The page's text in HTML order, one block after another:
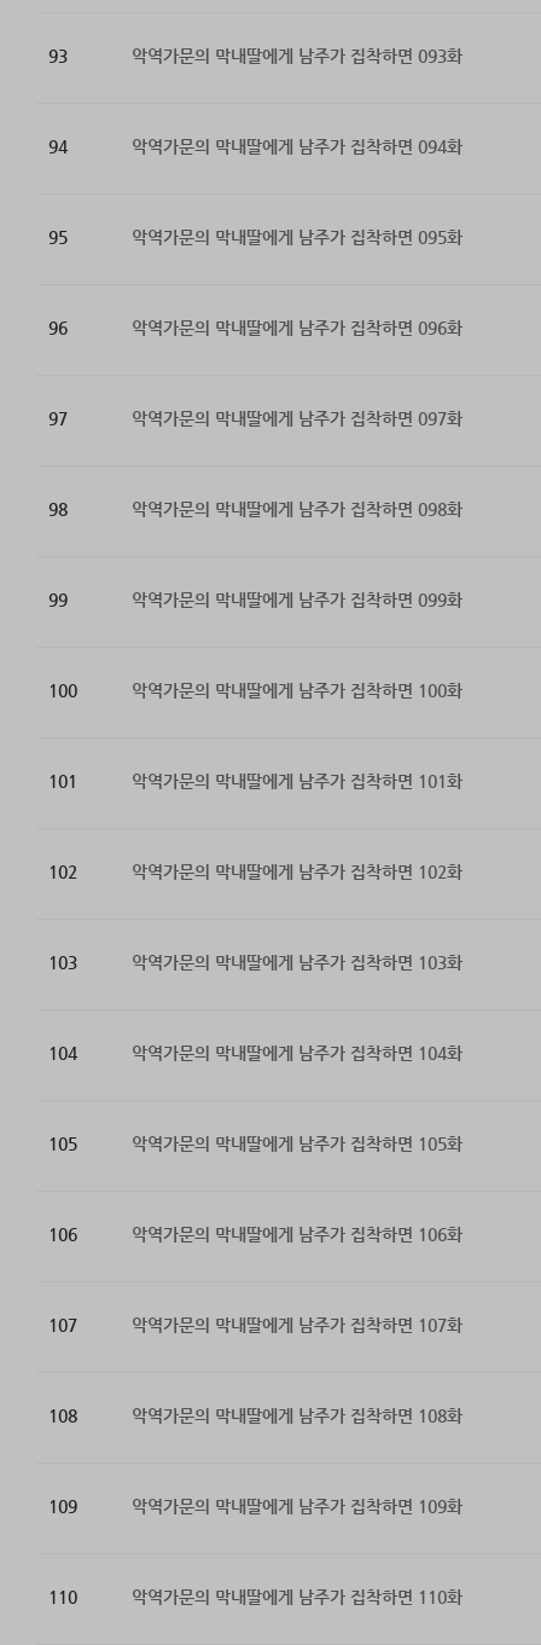
93 악역가문의 막내딸에게 남주가 집착하면 093화
94 악역가문의 막내딸에게 남주가 집착하면 094화
95 악역가문의 막내딸에게 남주가 집착하면 095화
96 악역가문의 막내딸에게 남주가 집착하면 096화
97 악역가문의 막내딸에게 남주가 집착하면 097화
98 악역가문의 막내딸에게 남주가 집착하면 098화
99 악역가문의 막내딸에게 남주가 집착하면 099화
100 악역가문의 막내딸에게 남주가 집착하면 100화
101 악역가문의 막내딸에게 남주가 집착하면 101화
102 악역가문의 막내딸에게 남주가 집착하면 102화
103 악역가문의 막내딸에게 남주가 집착하면 103화
104 악역가문의 막내딸에게 남주가 집착하면 104화
105 악역가문의 막내딸에게 남주가 집착하면 105화
106 악역가문의 막내딸에게 남주가 집착하면 106화
107 악역가문의 막내딸에게 남주가 집착하면 107화
108 악역가문의 막내딸에게 남주가 집착하면 108화
109 악역가문의 막내딸에게 남주가 집착하면 109화
110 악역가문의 막내딸에게 남주가 집착하면 110화